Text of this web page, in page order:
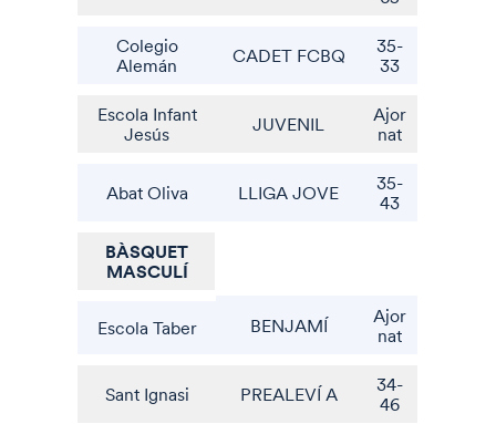
Colegio
Alemán
CADET FCBQ
35-
33
Escola Infant
Jesús
JUVENIL
Ajor
nat
Abat Oliva LLIGA JOVE
35-
43
BÀSQUET
MASCULÍ
Escola Taber BENJAMÍ
Ajor
nat
Sant Ignasi PREALEVÍ A
34-
46